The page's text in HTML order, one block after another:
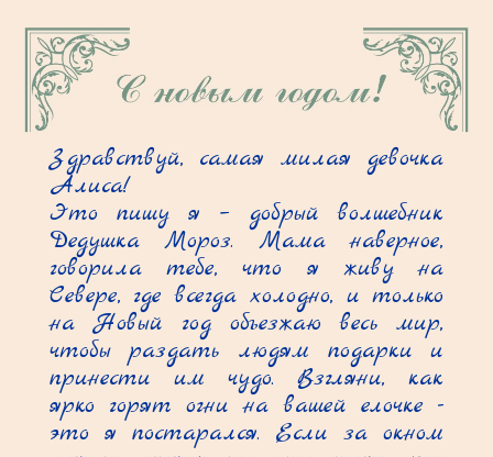
Здравствуй, самая милая девочка
Алиса!
Это пишу я – добрый волшебник
Дедушка Мороз. Мама наверное,
говорила тебе, что я живу на
Севере, где всегда холодно, и только
на Новый год объезжаю весь мир,
чтобы раздать людям подарки и
принести им чудо. Взгляни, как
ярко горят огни на вашей елочке -
это я постарался. Если за окном